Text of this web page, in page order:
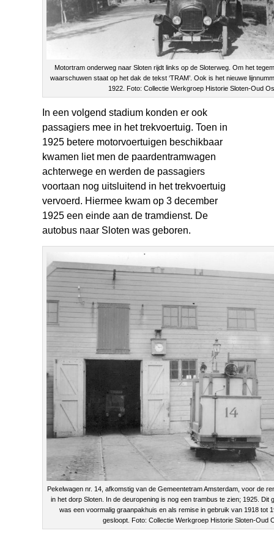
Motortram onderweg naar Sloten rijdt links op de Sloterweg. Om het
waarschuwen staat op het dak de tekst ‘TRAM’. Ook is het nieuwe
1922. Foto: Collectie Werkgroep Historie Sloten-Oud
In een volgend stadium konden er ook
passagiers mee in het trekvoertuig. Toen in
1925 betere motorvoertuigen beschikbaar
kwamen liet men de paardentramwagen
achterwege en werden de passagiers
voortaan nog uitsluitend in het trekvoertuig
vervoerd. Hiermee kwam op 3 december
1925 een einde aan de tramdienst. De
autobus naar Sloten was geboren.
Pekelwagen nr. 14, afkomstig van de Gemeentetram Amsterdam, voor de
in het dorp Sloten. In de deuropening is nog een trambus te zien; 1925. Dit
was een voormalig graanpakhuis en als remise in gebruik van 1918 tot
gesloopt. Foto: Collectie Werkgroep Historie Sloten-Oud